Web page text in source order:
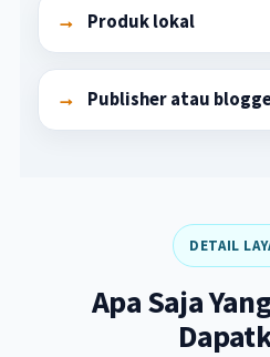
Produk lokal
Publisher atau
DETAIL
Apa Saja